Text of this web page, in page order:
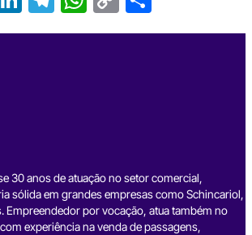
n el h o h
30 anos de atuação no setor comercial,
sólida em grandes empresas como Schincariol,
Empreendedor por vocação, atua também no
experiência na venda de passagens,